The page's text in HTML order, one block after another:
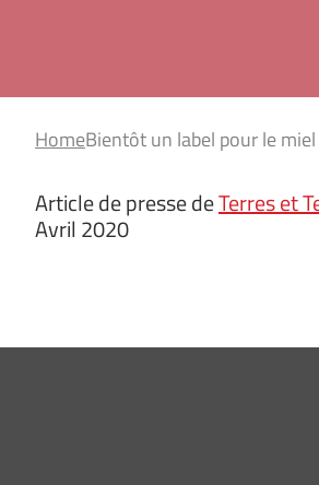
HomeBientôt un label pour le
Article de presse deTerres et
Avril 2020